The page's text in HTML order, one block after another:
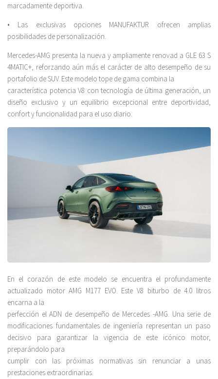
marcadamente deportiva.
• Las exclusivas opciones MANUFAKTUR ofrecen amplias
posibilidades de personalización.
Mercedes-AMG presenta la nueva y ampliamente renovad a GLE 63 S
4MATIC+, reforzando aún más el carácter de alto desempeño de su
portafolio de SUV. Este modelo tope de gama combina la
característica potencia V8 con tecnología de última generación, un
diseño exclusivo y un equilibrio excepcional entre deportividad,
confort y funcionalidad para el uso diario.
En el corazón de este modelo se encuentra el profundamente
actualizado motor AMG M177 EVO. Este V8 biturbo de 4.0 litros
encarna a la
perfección el ADN de desempeño de Mercedes -AMG. Una serie de
modificaciones fundamentales de ingeniería representan un paso
decisivo para garantizar la vigencia de este icónico motor,
preparándolo para
cumplir con las próximas normativas sin renunciar a unas
prestaciones extraordinarias.